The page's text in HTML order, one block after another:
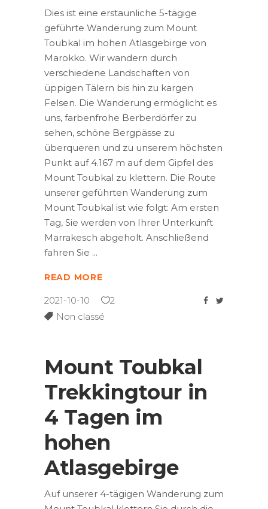
Dies ist eine erstaunliche 5-tägige
geführte Wanderung zum Mount
Toubkal im hohen Atlasgebirge von
Marokko. Wir wandern durch
verschiedene Landschaften von
üppigen Tälern bis hin zu kargen
Felsen. Die Wanderung ermöglicht es
uns, farbenfrohe Berberdörfer zu
sehen, schöne Bergpässe zu
überqueren und zu unserem höchsten
Punkt auf 4.167 m auf dem Gipfel des
Mount Toubkal zu klettern. Die Route
unserer geführten Wanderung zum
Mount Toubkal ist wie folgt: Am ersten
Tag, Sie werden von Ihrer Unterkunft
Marrakesch abgeholt. Anschließend
fahren Sie
READ MORE
2021-10-10
2
Non classé
Mount Toubkal
Trekkingtour in
4 Tagen im
hohen
Atlasgebirge
Auf unserer 4-tägigen Wanderung zum